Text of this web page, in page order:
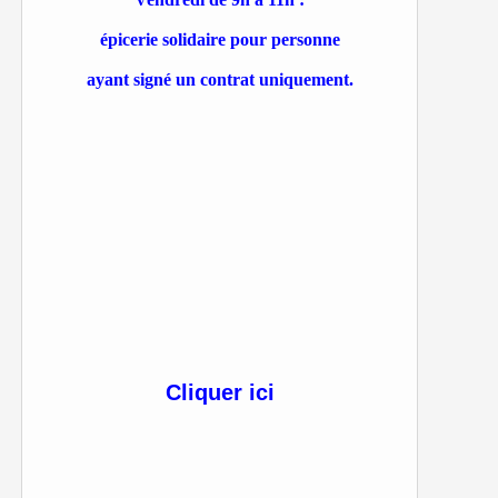
épicerie solidaire pour personne
ayant signé un contrat uniquement.
Cliquer ici